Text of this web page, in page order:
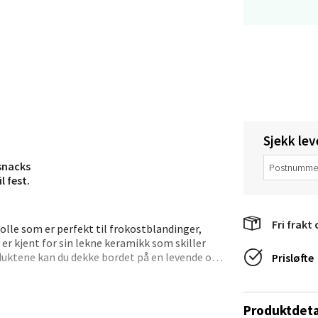
fest.
som er perfekt til frokostblandinger,
kjent for sin lekne keramikk som skiller
kan du dekke bordet på en levende og
Sjekk
Fri frakt
Prisløfte
- Thon Senter Moa
10-20